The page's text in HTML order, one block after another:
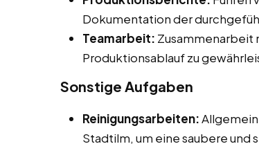
Dokumentation der
Teamarbeit: Zusammenarbeit
Produktionsablauf zu
Sonstige Aufgaben
Reinigungsarbeiten:
Stadtilm, um eine saubere und